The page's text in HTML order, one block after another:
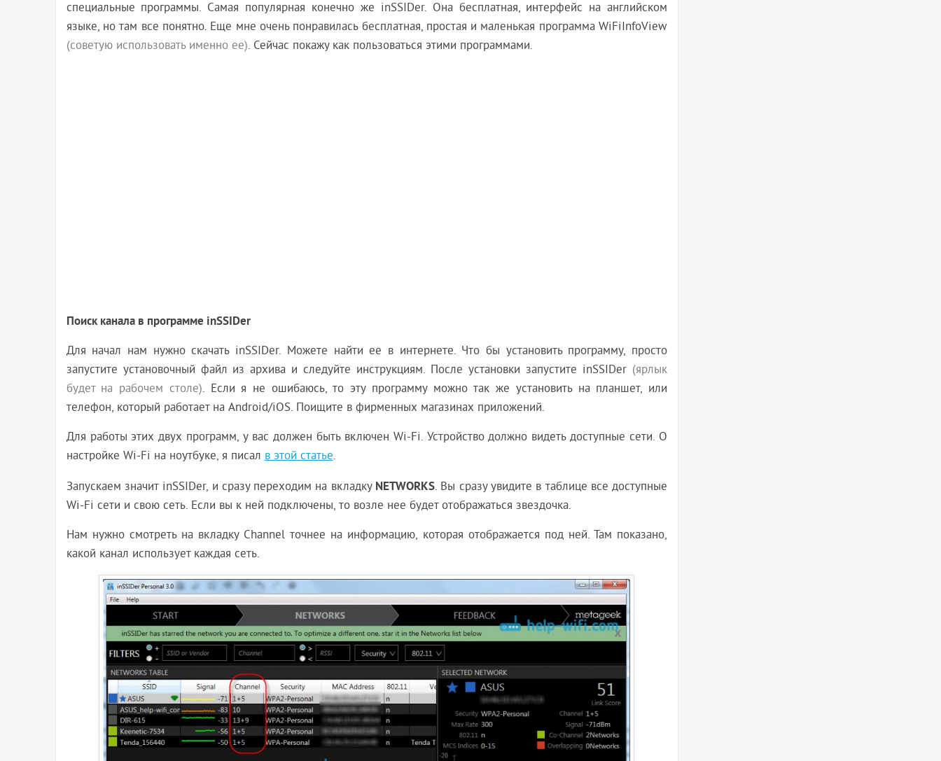
специальные программы. Самая популярная конечно же inSSIDer. Она бесплатная, интерфейс на английском
языке, но там все понятно. Еще мне очень понравилась бесплатная, простая и маленькая программа WiFiInfoView
(советую использовать именно ее). Сейчас покажу как пользоваться этими программами.
Поиск канала в программе inSSIDer
Для начал нам нужно скачать inSSIDer. Можете найти ее в интернете. Что бы установить программу, просто
запустите установочный файл из архива и следуйте инструкциям. После установки запустите inSSIDer (ярлык
будет на рабочем столе). Если я не ошибаюсь, то эту программу можно так же установить на планшет, или
телефон, который работает на Android/iOS. Поищите в фирменных магазинах приложений.
Для работы этих двух программ, у вас должен быть включен Wi-Fi. Устройство должно видеть доступные сети. О
настройке Wi-Fi на ноутбуке, я писалв этой статье.
Запускаем значит inSSIDer, и сразу переходим на вкладку NETWORKS. Вы сразу увидите в таблице все доступные
Wi-Fi сети и свою сеть. Если вы к ней подключены, то возле нее будет отображаться звездочка.
Нам нужно смотреть на вкладку Channel точнее на информацию, которая отображается под ней. Там показано,
какой канал использует каждая сеть.